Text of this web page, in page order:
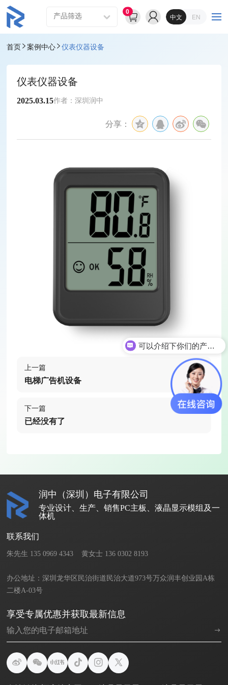
0
中文 EN
首页 案例中心 仪表仪器设备
仪表仪器设备
2025.03.15作者：深圳润中
分享：
上一篇
电梯广告机设备
下一篇
已经没有了
润中（深圳）电子有限公司
专业设计、生产、销售PC主板、液晶显示模组及一
体机
享受专属优惠并获取最新信息
联系我们
朱先生 135 0969 4343    黄女士 136 0302 8193
办公地址：深圳龙华区民治街道民治大道973号万众润丰创业园A栋
二楼A-03号
可以介绍下你们的产品么